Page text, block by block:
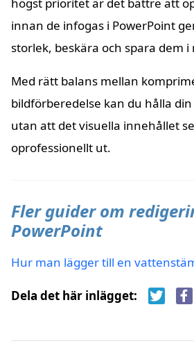
högst prioritet är det bättre att
innan de infogas i PowerPoint
storlek, beskära och spara dem
Med rätt balans mellan
bildförberedelse kan du hålla
utan att det visuella innehållet
oprofessionellt ut.
Fler guider om
PowerPoint
Hur man lägger till en
Dela det här inlägget: